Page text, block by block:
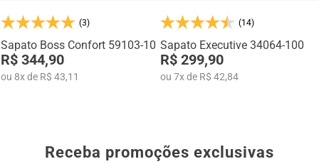
(3)
Sapato Boss Confort 59103-10
R$ 344,90
ou 8xde R$ 43,11
(14)
Sapato Executive 34064-100
R$ 299,90
ou 7xde R$ 42,84
Receba promoções exclusivas